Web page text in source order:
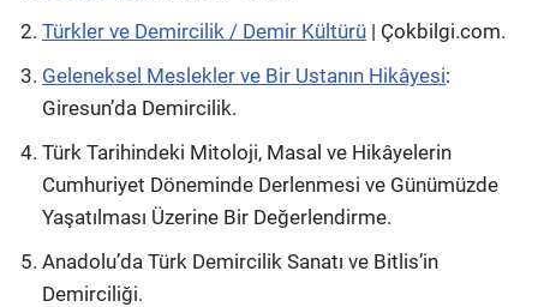
Türkler ve Demircilik / Demir Kültürü | Çokbilgi.com.
Geleneksel Meslekler ve Bir Ustanın Hikâyesi:
Giresun’da Demircilik.
Türk Tarihindeki Mitoloji, Masal ve Hikâyelerin
Cumhuriyet Döneminde Derlenmesi ve Günümüzde
Yaşatılması Üzerine Bir Değerlendirme.
Anadolu’da Türk Demircilik Sanatı ve Bitlis’in
Demirciliği.